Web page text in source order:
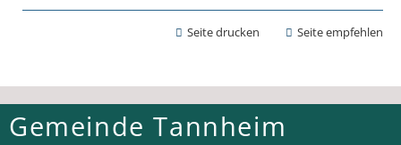
Seite drucken Seite empfehlen
Gemeinde Tannheim